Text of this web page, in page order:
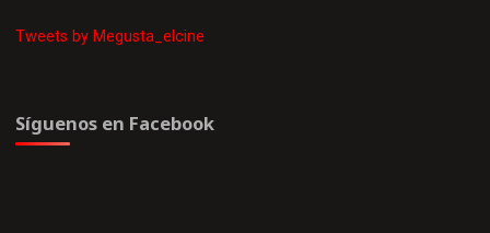
Tweets by Megusta_elcine
Síguenos en Facebook